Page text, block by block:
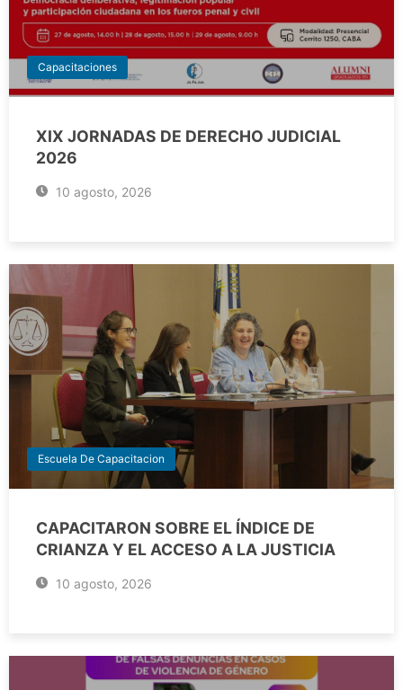
Capacitaciones
XIX JORNADAS DE DERECHO JUDICIAL
2026
10 agosto, 2026
Escuela De Capacitacion
CAPACITARON SOBRE EL ÍNDICE DE
CRIANZA Y EL ACCESO A LA JUSTICIA
10 agosto, 2026